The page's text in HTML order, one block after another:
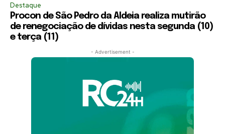
Destaque
Procon de São Pedro da Aldeia realiza mutirão
de renegociação de dívidas nesta segunda (10)
e terça (11)
- Advertisement -